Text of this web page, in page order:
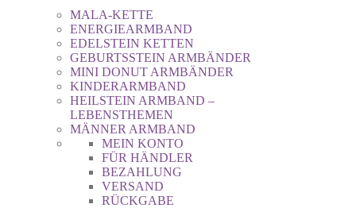
MALA-KETTE
ENERGIEARMBAND
EDELSTEIN KETTEN
GEBURTSSTEIN ARMBÄNDER
MINI DONUT ARMBÄNDER
KINDERARMBAND
HEILSTEIN ARMBAND –
LEBENSTHEMEN
MÄNNER ARMBAND
MEIN KONTO
FÜR HÄNDLER
BEZAHLUNG
VERSAND
RÜCKGABE